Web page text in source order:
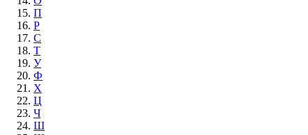
П
Р
С
Т
У
Ф
Х
Ц
Ч
Ш